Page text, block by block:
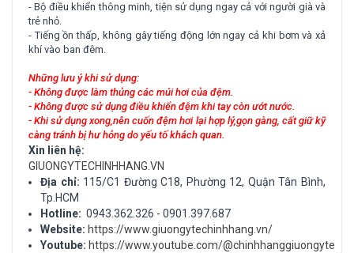
- Bộ điều khiển thông minh, tiện sử dụng ngay cả với người già và
trẻ nhỏ.
- Tiếng ồn thấp, không gây tiếng động lớn ngay cả khi bơm và xả
khí vào ban đêm.
Những lưu ý khi sử dụng:
- Không được làm thủng các múi hơi của đệm.
- Không được sử dụng điều khiển đệm khi tay còn ướt nước.
- Khi sử dụng xong,nên cuốn đệm hơi lại hợp lý,gọn gàng, cất giữ kỹ
càng tránh bị hư hỏng do yếu tố khách quan.
Xin liên hệ:
GIUONGYTECHINHHANG.VN
Địa chỉ: 115/C1 Đường C18, Phường 12, Quận Tân Bình,
Tp.HCM
Hotline: 0943.362.326 - 0901.397.687
Website: https://www.giuongytechinhhang.vn/
Youtube: https://www.youtube.com/@chinhhanggiuongyte